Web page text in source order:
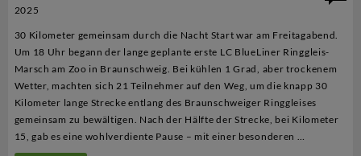
2025
30 Kilometer gemeinsam durch die Nacht Start war am Freitagabend.
Um 18 Uhr begann der lange geplante erste LC BlueLiner Ringgleis-
Marsch am Zoo in Braunschweig. Bei kühlen 1 Grad, aber trockenem
Wetter, machten sich 21 Teilnehmer auf den Weg, um die knapp 30
Kilometer lange Strecke entlang des Braunschweiger Ringgleises
gemeinsam zu bewältigen. Nach der Hälfte der Strecke, bei Kilometer
15, gab es eine wohlverdiente Pause – mit einer besonderen …